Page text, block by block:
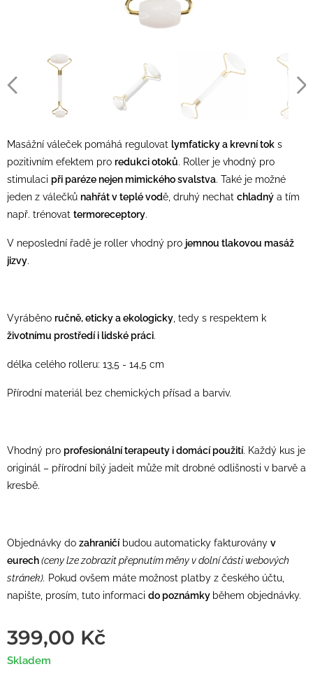
Masážní váleček pomáhá regulovat lymfaticky a krevní tok s
pozitivním efektem pro redukci otoků. Roller je vhodný pro
stimulaci při paréze nejen mimického svalstva. Také je možné
jeden z válečků nahřát v teplé vodě, druhý nechat chladný a tím
např. trénovat termoreceptory.
V neposlední řadě je roller vhodný pro jemnou tlakovou masáž
jizvy.
Vyráběno ručně, eticky a ekologicky , tedy s respektem k
životnímu prostředí i lidské práci.
délka celého rolleru: 13,5 - 14,5 cm
Přírodní materiál bez chemických přísad a barviv.
Vhodný pro profesionální terapeuty i domácí použití. Každý kus je
originál – přírodní bílý jadeit může mít drobné odlišnosti v barvě a
kresbě.
Objednávky do zahraničíbudou automaticky fakturovány v
eurech(ceny lze zobrazit přepnutím měny v dolní části webových
stránek). Pokud ovšem máte možnost platby z českého účtu,
napište, prosím, tuto informaci do poznámky během objednávky.
399,00 Kč
Skladem